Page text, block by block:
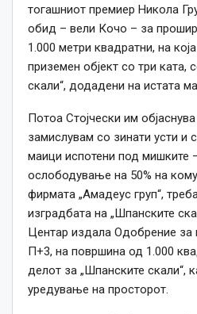
тогашниот премиер Никола
обид – вели Кочо – за
1.000 метри квадратни, на
приземен објект со три ката,
скали“, додадени на истата
Потоа Стојчески им
замислувам со зинати усти и
маици испотени под мишките
ослободување на 50% на
фирмата „Амадеус груп“,
изградбата на „Шпанските
Центар издала Одобрение за
П+3, на површина од 1.000
делот за „Шпанските скали“,
уредување на просторот.